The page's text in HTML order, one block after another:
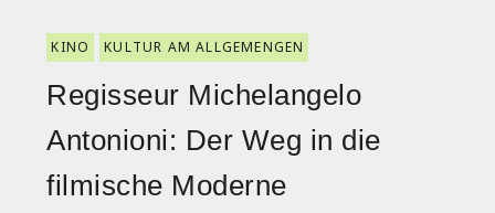
KINO KULTUR AM ALLGEMENGEN
Regisseur Michelangelo
Antonioni: Der Weg in die
filmische Moderne